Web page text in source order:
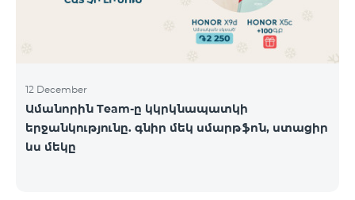
12 December
Ամանորին Team-ը կկրկնապատկի
երջանկությունը. գնիր մեկ սմարթֆոն, ստացիր
ևս մեկը